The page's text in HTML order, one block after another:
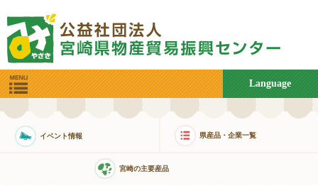
Language
イベント情報 県産品・企業一覧
宮崎の主要産品